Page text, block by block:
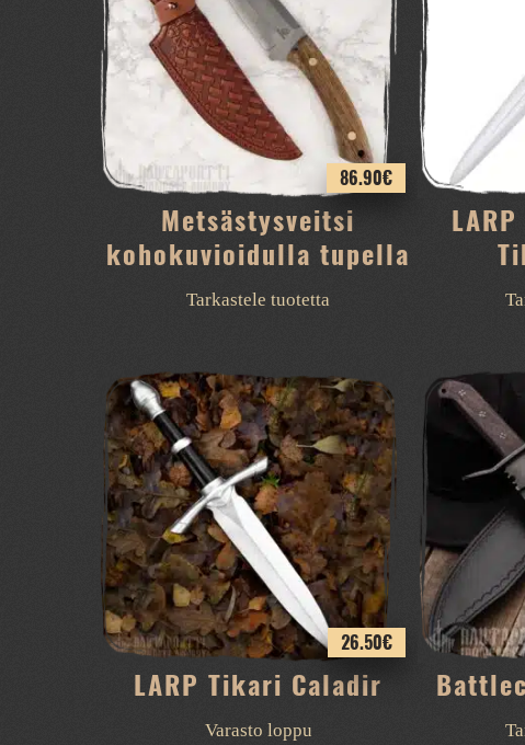
Metsästysveitsi
kohokuvioidulla tupella
86.90€
Tarkastele tuotetta
LARP Tikari Caladir
26.50€
Varasto loppu